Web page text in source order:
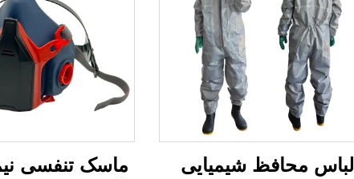
لباس محافظ شیمیایی
ماسک تنفسی